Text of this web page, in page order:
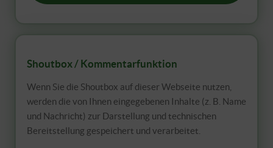
Shoutbox / Kommentarfunktion
Wenn Sie die Shoutbox auf dieser Webseite nutzen,
werden die von Ihnen eingegebenen Inhalte (z. B. Name
und Nachricht) zur Darstellung und technischen
Bereitstellung gespeichert und verarbeitet.